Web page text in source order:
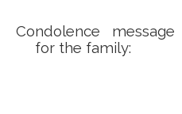
Condolence messages
for the family: